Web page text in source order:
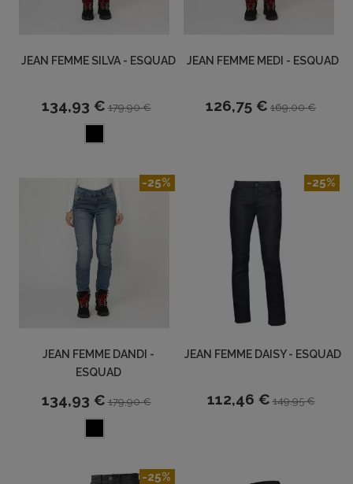
JEAN FEMME SILVA - ESQUAD
134,93 € 179,90 €
JEAN FEMME MEDI - ESQUAD
126,75 € 169,00 €
JEAN FEMME DANDI -
ESQUAD
134,93 € 179,90 €
-25%
JEAN FEMME DAISY - ESQUAD
112,46 € 149,95 €
-25%
-25%